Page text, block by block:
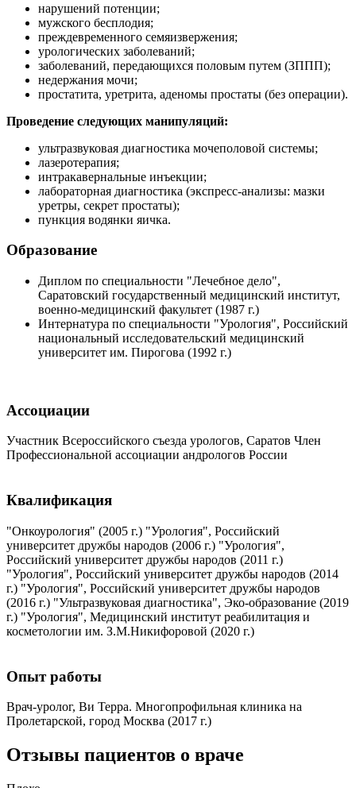
нарушений потенции;
мужского бесплодия;
преждевременного семяизвержения;
урологических заболеваний;
заболеваний, передающихся половым путем (ЗППП);
недержания мочи;
простатита, уретрита, аденомы простаты (без операции).
Проведение следующих манипуляций:
ультразвуковая диагностика мочеполовой системы;
лазеротерапия;
интракавернальные инъекции;
лабораторная диагностика (экспресс-анализы: мазки
уретры, секрет простаты);
пункция водянки яичка.
Образование
Диплом по специальности "Лечебное дело",
Саратовский государственный медицинский институт,
военно-медицинский факультет (1987 г.)
Интернатура по специальности "Урология", Российский
национальный исследовательский медицинский
университет им. Пирогова (1992 г.)
Ассоциации
Участник Всероссийского съезда урологов, Саратов Член
Профессиональной ассоциации андрологов России
Квалификация
"Онкоурология" (2005 г.) "Урология", Российский
университет дружбы народов (2006 г.) "Урология",
Российский университет дружбы народов (2011 г.)
"Урология", Российский университет дружбы народов (2014
г.) "Урология", Российский университет дружбы народов
(2016 г.) "Ультразвуковая диагностика", Эко-образование (2019
г.) "Урология", Медицинский институт реабилитация и
косметологии им. З.М.Никифоровой (2020 г.)
Опыт работы
Врач-уролог, Ви Терра. Многопрофильная клиника на
Пролетарской, город Москва (2017 г.)
Отзывы пациентов о враче